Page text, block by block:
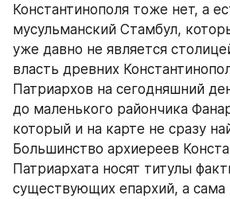
Константинополя тоже нет, а
мусульманский Стамбул,
уже давно не является
власть древних
Патриархов на сегодняшний
до маленького райончика
который и на карте не сразу
Большинство архиереев
Патриархата носят титулы
существующих епархий, а сама